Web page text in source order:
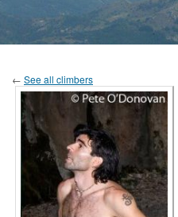
← See all climbers